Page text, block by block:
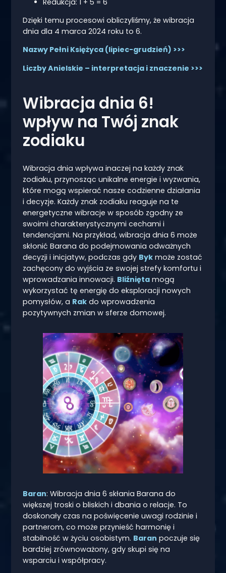
Dzięki temu procesowi obliczyliśmy, że wibracja
dnia dla 4 marca 2024 roku to 6.
Nazwy Pełni Księżyca (lipiec-grudzień) >>>
Liczby Anielskie – interpretacja i znaczenie >>>
Wibracja dnia 6!
wpływ na Twój znak
zodiaku
Wibracja dnia wpływa inaczej na każdy znak
zodiaku, przynosząc unikalne energie i wyzwania,
które mogą wspierać nasze codzienne działania
i decyzje. Każdy znak zodiaku reaguje na te
energetyczne wibracje w sposób zgodny ze
swoimi charakterystycznymi cechami i
tendencjami. Na przykład, wibracja dnia 6 może
skłonić Barana do podejmowania odważnych
decyzji i inicjatyw, podczas gdy Bykmoże zostać
zachęcony do wyjścia ze swojej strefy komfortu i
wprowadzania innowacji. Bliźniętamogą
wykorzystać tę energię do eksploracji nowych
pomysłów, a Rakdo wprowadzenia
pozytywnych zmian w sferze domowej.
Baran: Wibracja dnia 6 skłania Barana do
większej troski o bliskich i dbania o relacje. To
doskonały czas na poświęcenie uwagi rodzinie i
partnerom, co może przynieść harmonię i
stabilność w życiu osobistym. Baran poczuje się
bardziej zrównoważony, gdy skupi się na
wsparciu i współpracy.